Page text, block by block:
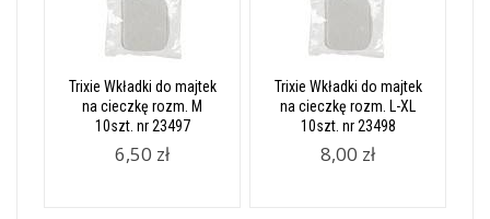
Trixie Wkładki do majtek
na cieczkę rozm. M
10szt. nr 23497
6,50 zł
Trixie Wkładki do majtek
na cieczkę rozm. L-XL
10szt. nr 23498
8,00 zł